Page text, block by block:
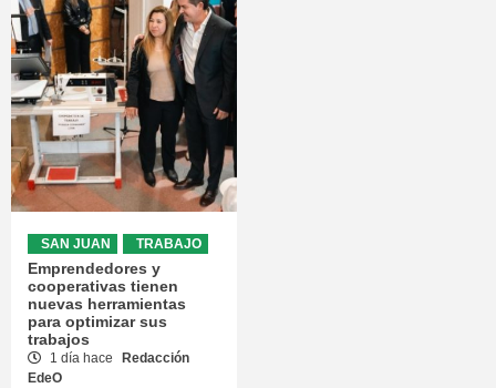
SAN JUAN TRABAJO
Emprendedores y
cooperativas tienen
nuevas herramientas
para optimizar sus
trabajos
1 día hace
Redacción
EdeO